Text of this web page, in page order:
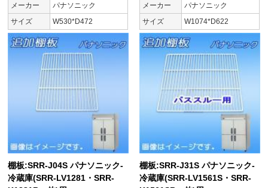
メーカー
パナソニック
サイズ
W530*D472
メーカー
パナソニック
サイズ
W1074*D622
棚板:SRR-J04S パナソニック-
冷蔵庫(SRR-LV1281・SRR-
棚板:SRR-J31S パナソニック-
冷蔵庫(SRR-LV1561S・SRR-